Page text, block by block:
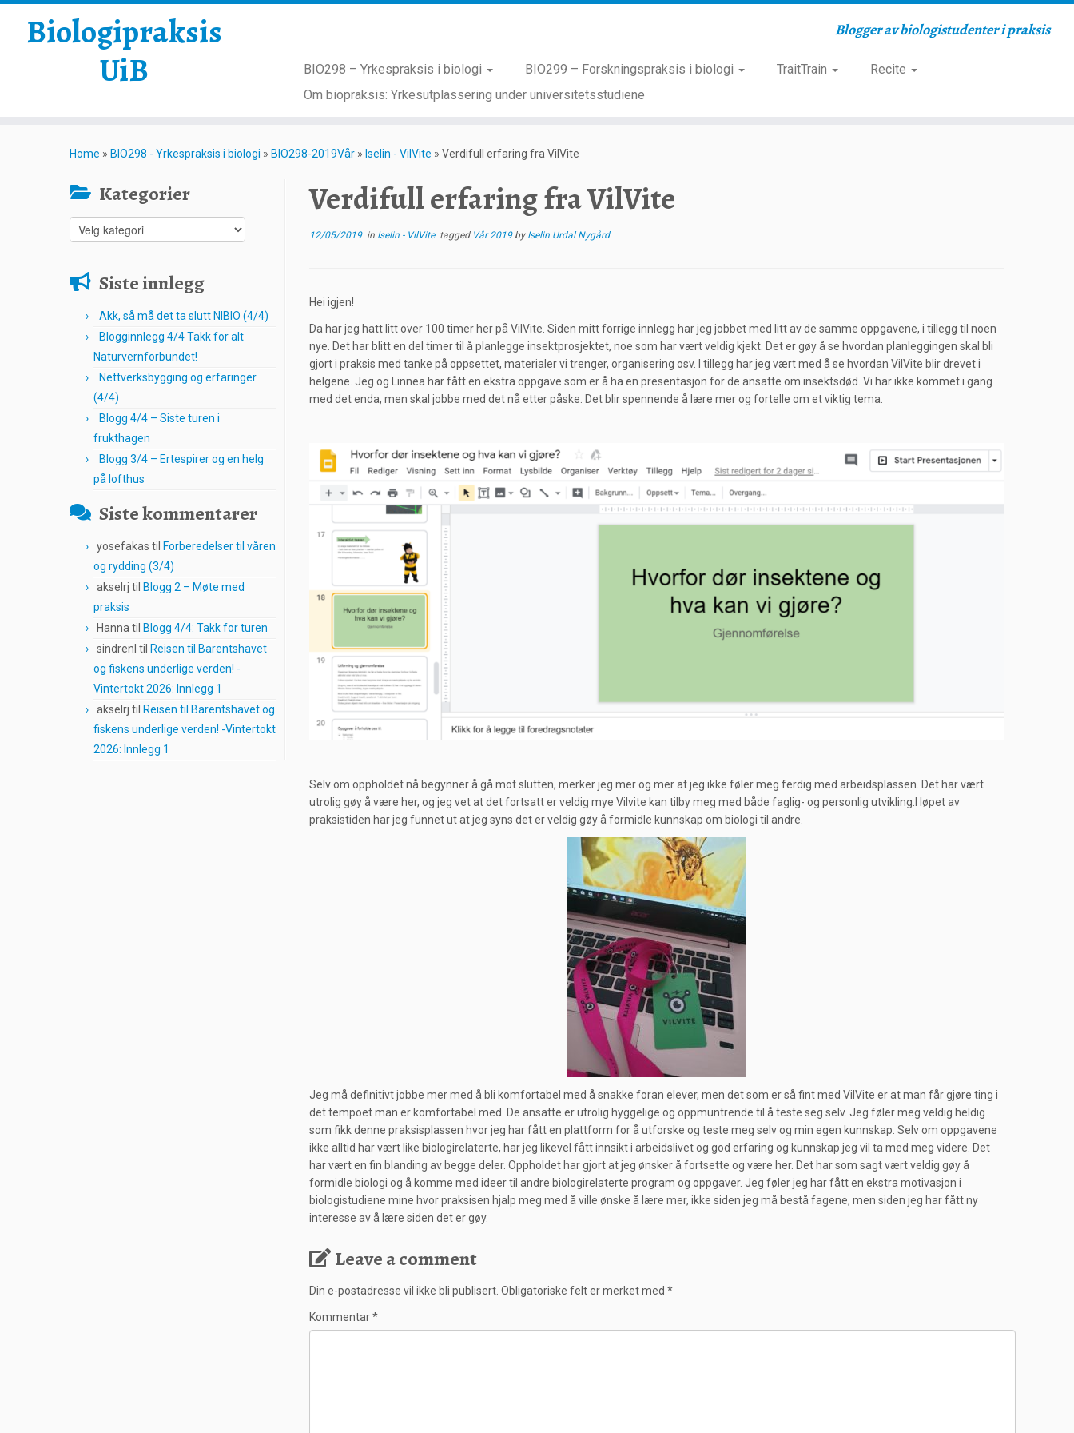
Biologipraksis
UiB
Blogger av biologistudenter i praksis
BIO298 – Yrkespraksis i biologi BIO299 – Forskningspraksis i biologi TraitTrain
Recite
Om biopraksis: Yrkesutplassering under universitetsstudiene
Home » BIO298 - Yrkespraksis i biologi » BIO298-2019Vår » Iselin - VilVite » Verdifull erfaring fra VilVite
Kategorier
Kategorier
Siste innlegg
Akk, så må det ta slutt NIBIO (4/4)
Blogginnlegg 4/4 Takk for alt
Naturvernforbundet!
Nettverksbygging og erfaringer
(4/4)
Blogg 4/4 – Siste turen i
frukthagen
Blogg 3/4 – Ertespirer og en helg
på lofthus
Siste kommentarer
yosefakas til Forberedelser til våren
og rydding (3/4)
akselrj til Blogg 2 – Møte med
praksis
Hanna til Blogg 4/4: Takk for turen
sindrenl til Reisen til Barentshavet
og fiskens underlige verden! -
Vintertokt 2026: Innlegg 1
akselrj til Reisen til Barentshavet og
fiskens underlige verden! -Vintertokt
2026: Innlegg 1
Verdifull erfaring fra VilVite
12/05/2019in Iselin - VilVite tagged Vår 2019 by Iselin Urdal Nygård
Hei igjen!
Da har jeg hatt litt over 100 timer her på VilVite. Siden mitt forrige innlegg har jeg jobbet med litt av de samme oppgavene, i tillegg til noen
nye. Det har blitt en del timer til å planlegge insektprosjektet, noe som har vært veldig kjekt. Det er gøy å se hvordan planleggingen skal bli
gjort i praksis med tanke på oppsettet, materialer vi trenger, organisering osv. I tillegg har jeg vært med å se hvordan VilVite blir drevet i
helgene. Jeg og Linnea har fått en ekstra oppgave som er å ha en presentasjon for de ansatte om insektsdød. Vi har ikke kommet i gang
med det enda, men skal jobbe med det nå etter påske. Det blir spennende å lære mer og fortelle om et viktig tema.
Selv om oppholdet nå begynner å gå mot slutten, merker jeg mer og mer at jeg ikke føler meg ferdig med arbeidsplassen. Det har vært
utrolig gøy å være her, og jeg vet at det fortsatt er veldig mye Vilvite kan tilby meg med både faglig- og personlig utvikling.I løpet av
praksistiden har jeg funnet ut at jeg syns det er veldig gøy å formidle kunnskap om biologi til andre.
Jeg må definitivt jobbe mer med å bli komfortabel med å snakke foran elever, men det som er så fint med VilVite er at man får gjøre ting i
det tempoet man er komfortabel med. De ansatte er utrolig hyggelige og oppmuntrende til å teste seg selv. Jeg føler meg veldig heldig
som fikk denne praksisplassen hvor jeg har fått en plattform for å utforske og teste meg selv og min egen kunnskap. Selv om oppgavene
ikke alltid har vært like biologirelaterte, har jeg likevel fått innsikt i arbeidslivet og god erfaring og kunnskap jeg vil ta med meg videre. Det
har vært en fin blanding av begge deler. Oppholdet har gjort at jeg ønsker å fortsette og være her. Det har som sagt vært veldig gøy å
formidle biologi og å komme med ideer til andre biologirelaterte program og oppgaver. Jeg føler jeg har fått en ekstra motivasjon i
biologistudiene mine hvor praksisen hjalp meg med å ville ønske å lære mer, ikke siden jeg må bestå fagene, men siden jeg har fått ny
interesse av å lære siden det er gøy.
Leave a comment
Din e-postadresse vil ikke bli publisert. Obligatoriske felt er merket med *
Kommentar*